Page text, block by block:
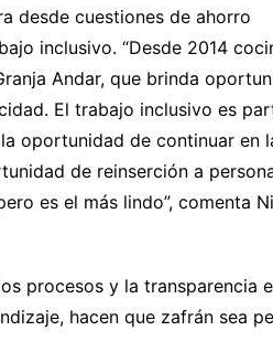
desde cuestiones de ahorro
inclusivo. “Desde 2014
Andar, que brinda
El trabajo inclusivo es
oportunidad de continuar en
de reinserción a
es el más lindo”, comenta
procesos y la transparencia
hacen que zafrán sea